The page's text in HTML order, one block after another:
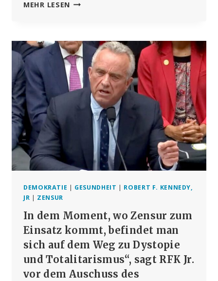
MEHR LESEN UN-
ERKLÄRUNG,
DATENSCHUTZEXPERTEN
WARNEN
VOR
„DIGITALEM
GULAG“
DEMOKRATIE | GESUNDHEIT | ROBERT F. KENNEDY,
JR | ZENSUR
In dem Moment, wo Zensur zum
Einsatz kommt, befindet man
sich auf dem Weg zu Dystopie
und Totalitarismus“, sagt RFK Jr.
vor dem Auschuss des